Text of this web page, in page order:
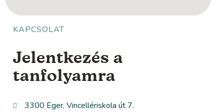
KAPCSOLAT
Jelentkezés a
tanfolyamra
3300 Eger, Vincellériskola út 7.